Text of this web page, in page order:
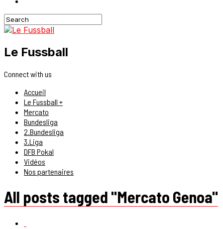
Le Fussball
Connect with us
Accueil
Le Fussball +
Mercato
Bundesliga
2.Bundesliga
3.Liga
DFB Pokal
Vidéos
Nos partenaires
All posts tagged "Mercato Genoa"